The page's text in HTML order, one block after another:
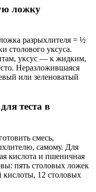
ложку
разрыхлителя = ½
столового уксуса.
уксус — к жидким,
Неразложившаяся
или зеленоватый
теста в
смесь,
самому. Для
кислота и пшеничная
пять столовых ложек
12 столовых